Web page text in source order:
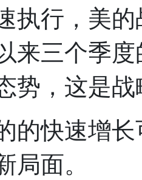
执行，美
来三个季
势，这是
的快速增
面。